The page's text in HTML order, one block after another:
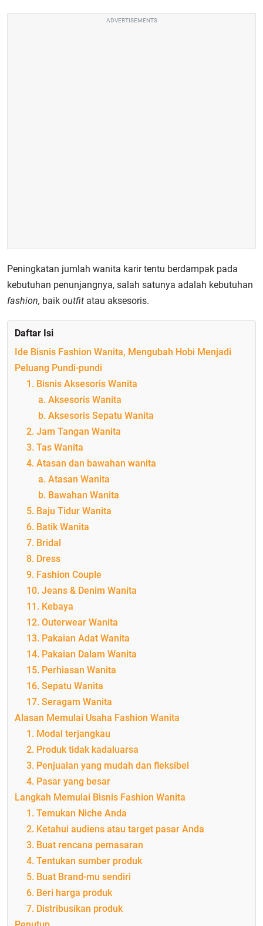
ADVERTISEMENTS
Peningkatan jumlah wanita karir tentu berdampak pada
kebutuhan penunjangnya, salah satunya adalah kebutuhan
fashion, baik outfit atau aksesoris.
Daftar Isi
Ide Bisnis Fashion Wanita, Mengubah Hobi Menjadi
Peluang Pundi-pundi
1. Bisnis Aksesoris Wanita
a. Aksesoris Wanita
b. Aksesoris Sepatu Wanita
2. Jam Tangan Wanita
3. Tas Wanita
4. Atasan dan bawahan wanita
a. Atasan Wanita
b. Bawahan Wanita
5. Baju Tidur Wanita
6. Batik Wanita
7. Bridal
8. Dress
9. Fashion Couple
10. Jeans & Denim Wanita
11. Kebaya
12. Outerwear Wanita
13. Pakaian Adat Wanita
14. Pakaian Dalam Wanita
15. Perhiasan Wanita
16. Sepatu Wanita
17. Seragam Wanita
Alasan Memulai Usaha Fashion Wanita
1. Modal terjangkau
2. Produk tidak kadaluarsa
3. Penjualan yang mudah dan fleksibel
4. Pasar yang besar
Langkah Memulai Bisnis Fashion Wanita
1. Temukan Niche Anda
2. Ketahui audiens atau target pasar Anda
3. Buat rencana pemasaran
4. Tentukan sumber produk
5. Buat Brand-mu sendiri
6. Beri harga produk
7. Distribusikan produk